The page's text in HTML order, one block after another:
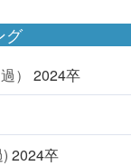
グ
）
2024卒
2024卒